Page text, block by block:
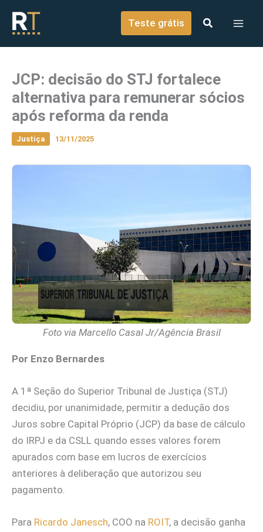
conteúdo
Teste grátis
JCP: decisão do STJ fortalece
alternativa para remunerar sócios
após reforma da renda
Justiça 13/11/2025
Foto via Marcello Casal Jr/Agência Brasil
Por Enzo Bernardes
A 1ª Seção do Superior Tribunal de Justiça (STJ)
decidiu, por unanimidade, permitir a dedução dos
Juros sobre Capital Próprio (JCP) da base de cálculo
do IRPJ e da CSLL quando esses valores forem
apurados com base em lucros de exercícios
anteriores à deliberação que autorizou seu
pagamento.
Para Ricardo Janesch, COO na ROIT, a decisão ganha